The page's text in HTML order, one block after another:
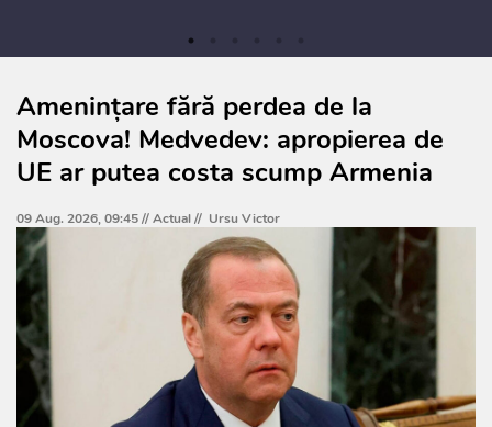
Amenințare fără perdea de la
Moscova! Medvedev: apropierea de
UE ar putea costa scump Armenia
09 Aug. 2026, 09:45 //Actual// Ursu Victor